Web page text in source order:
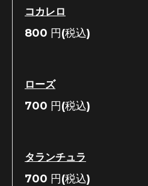
コカレロ
800 円(税込)
ローズ
700 円(税込)
タランチュラ
700 円(税込)